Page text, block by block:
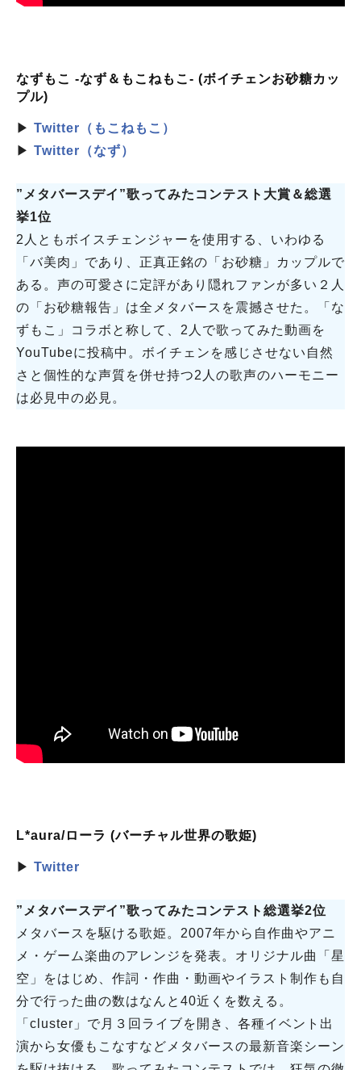
なずもこ -なず＆もこねもこ- (ボイチェンお砂糖カッ
プル)
▶ Twitter（もこねもこ）
▶ Twitter（なず）
”メタバースデイ”歌ってみたコンテスト大賞＆総選
挙1位
2人ともボイスチェンジャーを使用する、いわゆる
「バ美肉」であり、正真正銘の「お砂糖」カップルで
ある。声の可愛さに定評があり隠れファンが多い２人
の「お砂糖報告」は全メタバースを震撼させた。「な
ずもこ」コラボと称して、2人で歌ってみた動画を
YouTubeに投稿中。ボイチェンを感じさせない自然
さと個性的な声質を併せ持つ2人の歌声のハーモニー
は必見中の必見。
L*aura/ローラ (バーチャル世界の歌姫)
▶ Twitter
”メタバースデイ”歌ってみたコンテスト総選挙2位
メタバースを駆ける歌姫。2007年から自作曲やアニ
メ・ゲーム楽曲のアレンジを発表。オリジナル曲「星
空」をはじめ、作詞・作曲・動画やイラスト制作も自
分で行った曲の数はなんと40近くを数える。
「cluster」で月３回ライブを開き、各種イベント出
演から女優もこなすなどメタバースの最新音楽シーン